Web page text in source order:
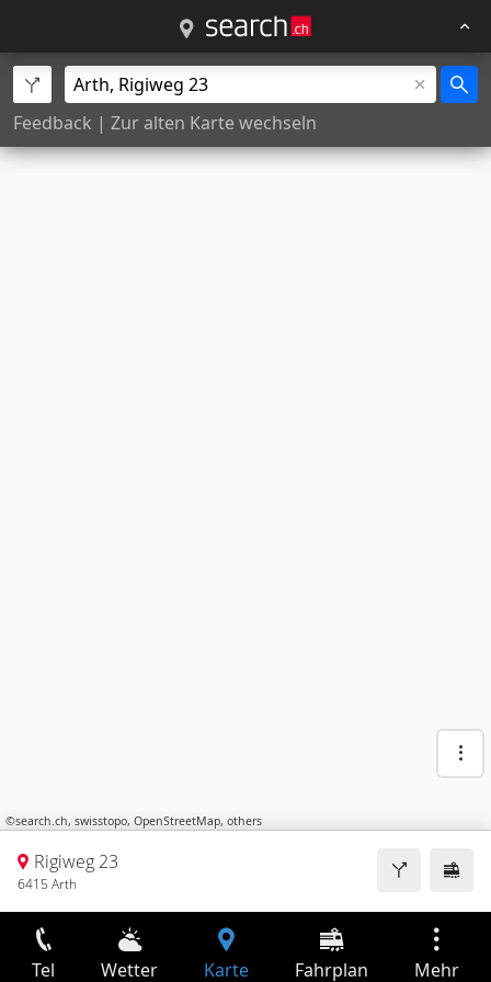
Feedback | Zur alten Karte wechseln
©search.ch, swisstopo, OpenStreetMap, others
Rigiweg 23
6415 Arth
Tel Wetter Karte Fahrplan Mehr